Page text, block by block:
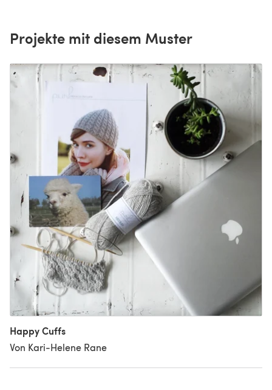
Projekte mit diesem Muster
Happy Cuffs
Von Kari-Helene Rane